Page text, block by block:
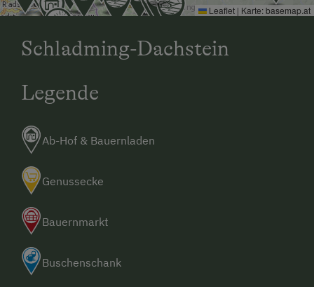
Leaflet | Karte:basemap.at
Schladming-Dachstein
Legende
Ab-Hof & Bauernladen
Genussecke
Bauernmarkt
Buschenschank